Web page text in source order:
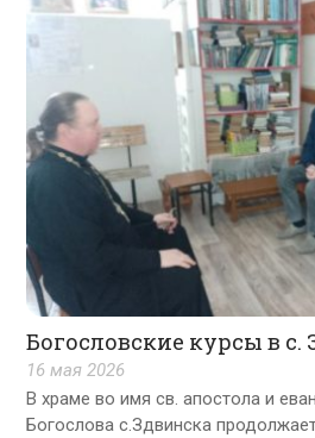
Богословские курсы в с.
16 мая 2026
В храме во имя св. апостола и
Богослова с.Здвинска